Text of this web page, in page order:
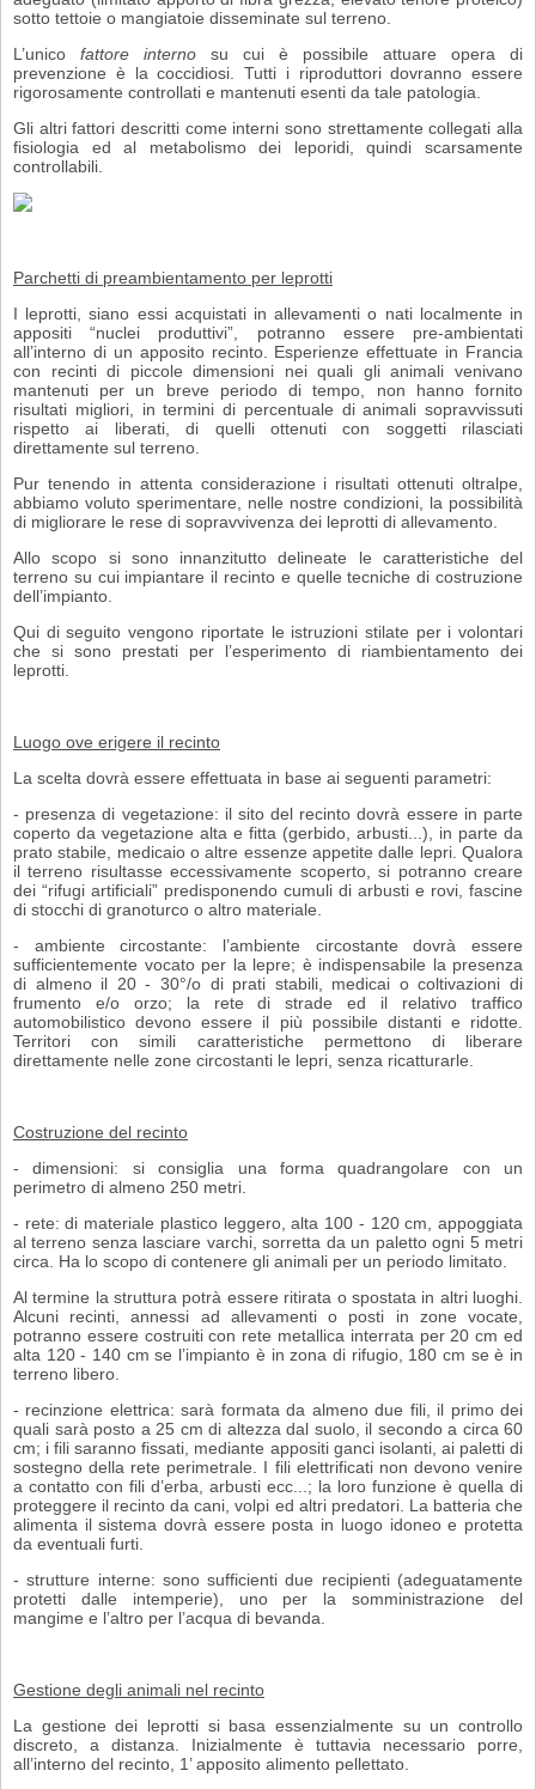
sotto tettoie o mangiatoie disseminate sul terreno.
L’unico fattore interno su cui è possibile attuare opera di
prevenzione è la cocci­diosi. Tutti i riproduttori dovranno essere
rigorosamente controllati e mantenuti esenti da tale patologia.
Gli altri fattori descritti come interni sono strettamente collegati alla
fisiologia ed al metabolismo dei leporidi, quindi scarsamente
controllabili.
Parchetti di preambientamento per leprotti
I leprotti, siano essi acquistati in allevamenti o nati localmente in
appositi “nuclei produttivi”, potranno essere pre-ambientati
all’interno di un apposito recinto. Esperienze effettuate in Francia
con recinti di piccole dimensioni nei quali gli animali venivano
mantenuti per un breve periodo di tempo, non hanno fornito
risultati migliori, in termini di percentuale di animali sopravvissuti
rispetto ai liberati, di quelli ottenuti con soggetti rilasciati
direttamente sul terreno.
Pur tenendo in attenta considerazione i risultati ottenuti oltralpe,
abbiamo volu­to sperimentare, nelle nostre condizioni, la possibilità
di migliorare le rese di sopravvivenza dei leprotti di allevamento.
Allo scopo si sono innanzitutto delineate le caratteristiche del
terreno su cui im­piantare il recinto e quelle tecniche di costruzione
dell’impianto.
Qui di seguito vengono riportate le istruzioni stilate per i volontari
che si sono prestati per l’esperimento di riambientamento dei
leprotti.
Luogo ove erigere il recinto
La scelta dovrà essere effettuata in base ai seguenti parametri:
- presenza di vegetazione: il sito del recinto dovrà essere in parte
coperto da vegetazione alta e fitta (gerbido, arbusti...), in parte da
prato stabile, medicaio o altre essenze appetite dalle lepri. Qualora
il terreno risultasse eccessivamente scoperto, si potranno creare
dei “rifugi artificiali” predisponendo cumuli di arbusti e rovi, fascine
di stocchi di granoturco o altro materiale.
- ambiente circostante: l’ambiente circostante dovrà essere
sufficientemente vo­cato per la lepre; è indispensabile la presenza
di almeno il 20 - 30°/o di prati stabi­li, medicai o coltivazioni di
frumento e/o orzo; la rete di strade ed il relativo traffico
automobilistico devono essere il più possibile distanti e ridotte.
Territori con simili caratteristiche permettono di liberare
direttamente nelle zone circostanti le lepri, senza ricatturarle.
Costruzione del recinto
- dimensioni: si consiglia una forma quadrangolare con un
perimetro di almeno 250 metri.
- rete: di materiale plastico leggero, alta 100 - 120 cm, appoggiata
al terreno sen­za lasciare varchi, sorretta da un paletto ogni 5 metri
circa. Ha lo scopo di con­tenere gli animali per un periodo limitato.
Al termine la struttura potrà essere ritirata o spostata in altri luoghi.
Alcuni re­cinti, annessi ad allevamenti o posti in zone vocate,
potranno essere costruiti con rete metallica interrata per 20 cm ed
alta 120 - 140 cm se l’impianto è in zona di rifugio, 180 cm se è in
terreno libero.
- recinzione elettrica: sarà formata da almeno due fili, il primo dei
quali sarà po­sto a 25 cm di altezza dal suolo, il secondo a circa 60
cm; i fili saranno fissati, mediante appositi ganci isolanti, ai paletti di
sostegno della rete perimetrale. I fili elettrificati non devono venire
a contatto con fili d’erba, arbusti ecc...; la loro funzione è quella di
proteggere il recinto da cani, volpi ed altri predatori. La batteria che
alimenta il sistema dovrà essere posta in luogo idoneo e protetta
da eventuali furti.
- strutture interne: sono sufficienti due recipienti (adeguatamente
protetti dalle intemperie), uno per la somministrazione del
mangime e l’altro per l’acqua di bevanda.
Gestione degli animali nel recinto
La gestione dei leprotti si basa essenzialmente su un controllo
discreto, a distanza. Inizialmente è tuttavia necessario porre,
all’interno del recinto, 1’ apposito ali­mento pellettato.